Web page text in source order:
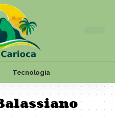
Tecnologia